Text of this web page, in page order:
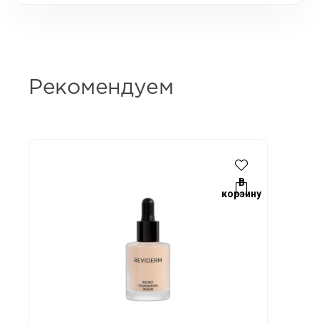
Рекомендуем
В
корзину